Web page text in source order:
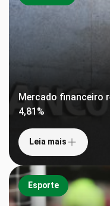
Mercado financeiro
4,81%
Leia mais
Esporte